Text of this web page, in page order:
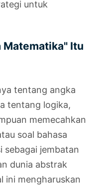
untuk
Matematika" Itu
tentang angka
tentang logika,
memecahkan
soal bahasa
sebagai jembatan
dunia abstrak
ini mengharuskan